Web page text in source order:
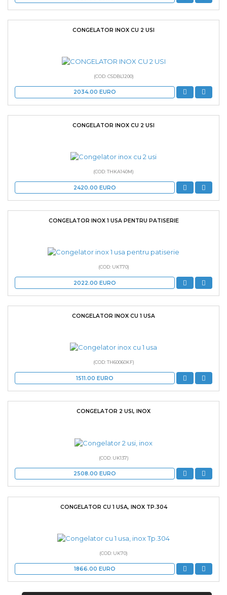
CONGELATOR INOX CU 2 USI
(COD: CSDBL1200)
2034.00 EURO
CONGELATOR INOX CU 2 USI
(COD: THKA140M)
2420.00 EURO
CONGELATOR INOX 1 USA PENTRU PATISERIE
(COD: UKT70)
2022.00 EURO
CONGELATOR INOX CU 1 USA
(COD: TH60060KF)
1511.00 EURO
CONGELATOR 2 USI, INOX
(COD: UK137)
2508.00 EURO
CONGELATOR CU 1 USA, INOX TP.304
(COD: UK70)
1866.00 EURO